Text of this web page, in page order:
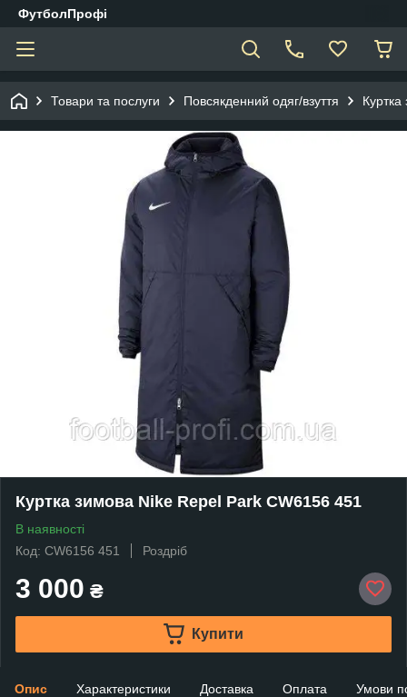
ФутболПрофі
Товари та послуги Повсякденний одяг/взуття
Куртка зимова Nike Repel Park CW6156 451
В наявності
Код: CW6156 451
Роздріб
3 000 ₴
Купити
Опис Характеристики Доставка Оплата Умови